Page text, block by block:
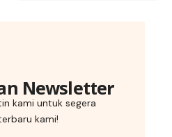
Newsletter
kami untuk segera
kami!